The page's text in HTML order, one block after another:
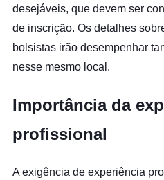
desejáveis, que devem ser
de inscrição. Os detalhes
bolsistas irão desempenhar
nesse mesmo local.
Importância da
profissional
A exigência de experiência